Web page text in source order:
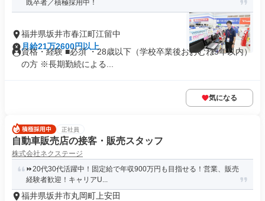
既卒者／積極採用中！
福井県坂井市春江町江留中
月給21万2600円以上
資格・経験 ■必須 ・28歳以下（学校卒業後おおむね5年以内）
の方 ※長期勤続による...
気になる
正社員
自動車販売店の接客・販売スタッフ
株式会社ネクステージ
⏩️20代30代活躍中！固定給で年収900万円も目指せる！営業、販売
経験者歓迎！キャリアU...
福井県坂井市丸岡町上安田